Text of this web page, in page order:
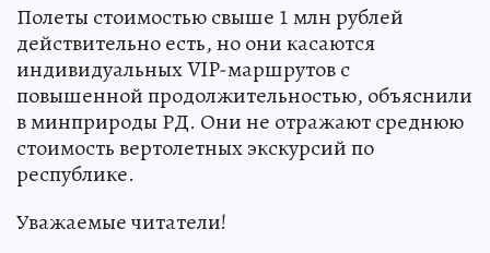
Полеты стоимостью свыше 1 млн рублей
действительно есть, но они касаются
индивидуальных VIP-маршрутов с
повышенной продолжительностью, объяснили
в минприроды РД. Они не отражают среднюю
стоимость вертолетных экскурсий по
республике.
Уважаемые читатели!